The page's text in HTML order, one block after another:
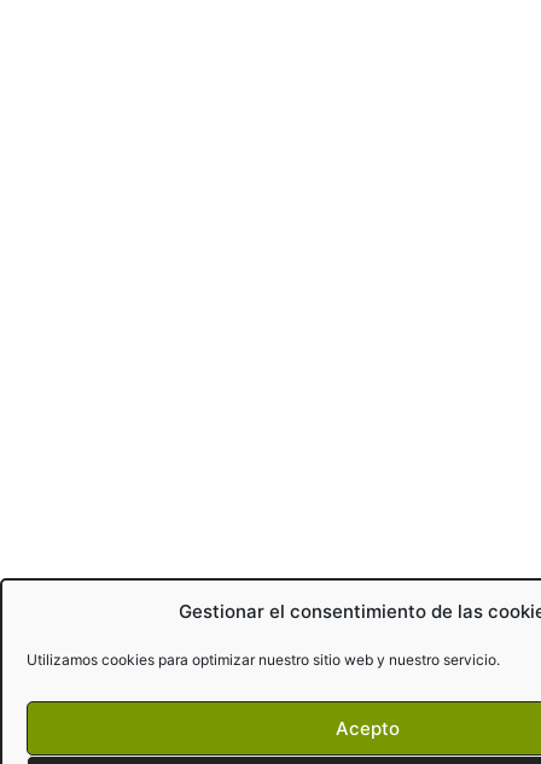
Gestionar el consentimiento de las
Utilizamos cookies para optimizar nuestro sitio web y nuestro servicio.
Acepto